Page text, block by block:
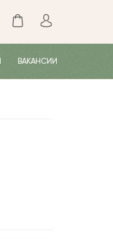
ВАКАНСИИ